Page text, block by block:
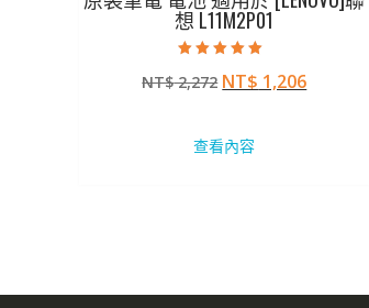
想 L11M2P01
5.00
滿分 5
NT$2,272 原
格：
NT$ 1,206目
查看內容